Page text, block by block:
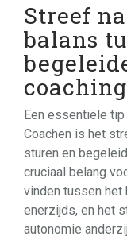
Streef
balans
Een essentiële
Coachen is het
sturen en
cruciaal belang
vinden tussen het
enerzijds, en het
autonomie